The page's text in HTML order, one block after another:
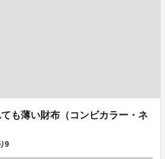
も薄い財布（コンビカラー・ネ
9